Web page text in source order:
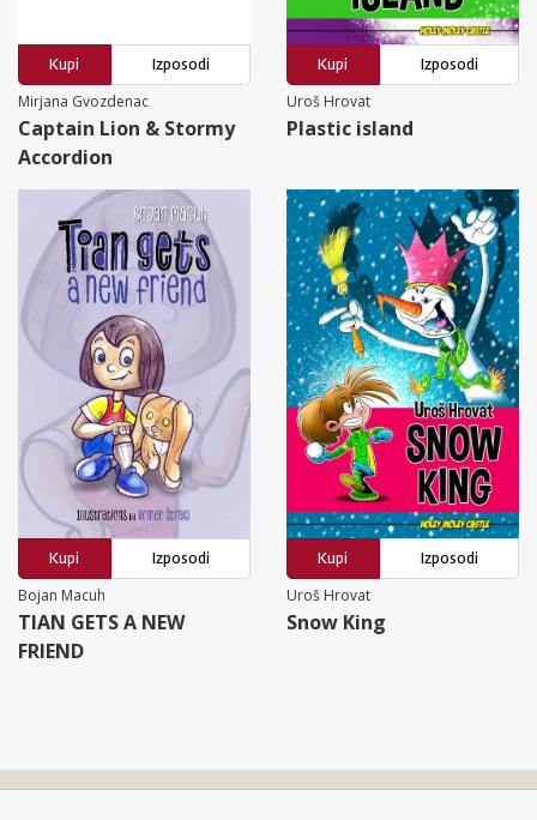
Kupi
Izposodi
Mirjana Gvozdenac
Captain Lion & Stormy
Accordion
Kupi
Izposodi
Uroš Hrovat
Plastic island
Kupi
Izposodi
Bojan Macuh
TIAN GETS A NEW
FRIEND
Kupi
Izposodi
Uroš Hrovat
Snow King